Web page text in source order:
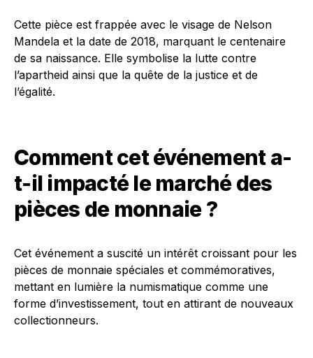
Cette pièce est frappée avec le visage de Nelson
Mandela et la date de 2018, marquant le centenaire
de sa naissance. Elle symbolise la lutte contre
l’apartheid ainsi que la quête de la justice et de
l’égalité.
Comment cet événement a-
t-il impacté le marché des
pièces de monnaie ?
Cet événement a suscité un intérêt croissant pour les
pièces de monnaie spéciales et commémoratives,
mettant en lumière la numismatique comme une
forme d’investissement, tout en attirant de nouveaux
collectionneurs.